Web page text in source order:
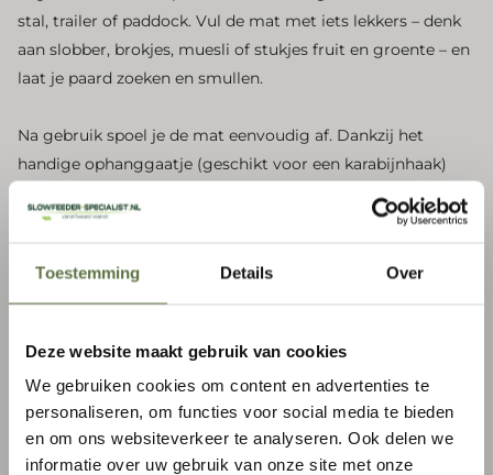
Toestemming Details Over
Deze website maakt gebruik van cookies
We gebruiken cookies om content en advertenties te
personaliseren, om functies voor social media te bieden
en om ons websiteverkeer te analyseren. Ook delen we
informatie over uw gebruik van onze site met onze
stal, trailer of paddock. Vul de mat met iets lekkers – denk
aan slobber, brokjes, muesli of stukjes fruit en groente – en
laat je paard zoeken en smullen.
Na gebruik spoel je de mat eenvoudig af. Dankzij het
handige ophanggaatje (geschikt voor een karabijnhaak)
Afmeting: 50x50 cm
Hoogte: 4,4 cm
Bestellen en verzending
Verrijkingsmateriaal komt het beste tot zijn recht wanneer
Inscrivez-vous à notre newsletter
S'abonner à nos courriels
Email*